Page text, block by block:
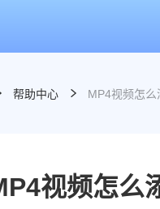
帮助中心 MP4视频怎
视频怎么